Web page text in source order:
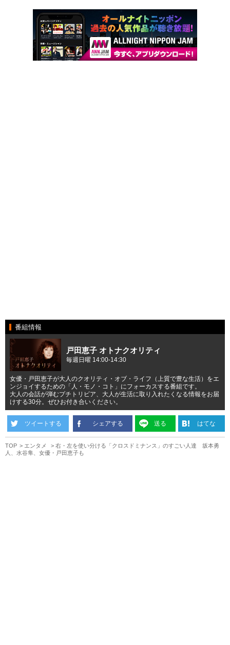
番組情報
戸田恵子 オトナクオリティ
毎週日曜 14:00-14:30
女優・戸田恵子が大人のクオリティ・オブ・ライフ（上質で豊な生活）をエ
ンジョイするための「人・モノ・コト」にフォーカスする番組です。
大人の会話が弾むプチトリビア、大人が生活に取り入れたくなる情報をお届
けする30分。ぜひお付き合いください。
ツイートする シェアする 送る はてな
TOP エンタメ
右・左を使い分ける「クロスドミナンス」のすごい人達 坂本勇
人、水谷隼、女優・戸田恵子も